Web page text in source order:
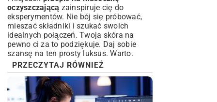
oczyszczającą zainspiruje cię do
eksperymentów. Nie bój się próbować,
mieszać składniki i szukać swoich
idealnych połączeń. Twoja skóra na
pewno ci za to podziękuje. Daj sobie
szansę na ten prosty luksus. Warto.
PRZECZYTAJ RÓWNIEŻ